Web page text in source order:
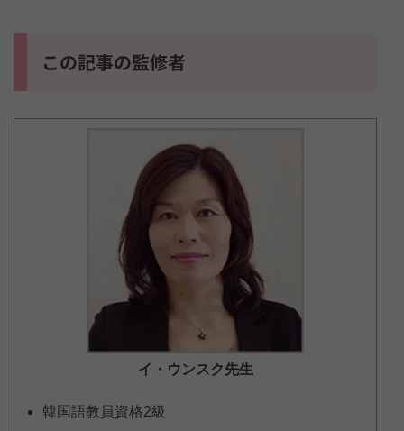
この記事の監修者
イ・ウンスク先生
韓国語教員資格2級